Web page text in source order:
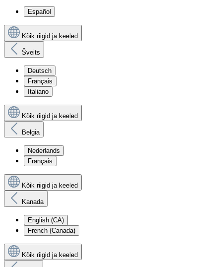
Español
Kõik riigid ja keeled
Šveits
Deutsch
Français
Italiano
Kõik riigid ja keeled
Belgia
Nederlands
Français
Kõik riigid ja keeled
Kanada
English (CA)
French (Canada)
Kõik riigid ja keeled